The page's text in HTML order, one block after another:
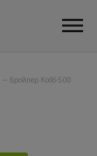
— Бройлер Кобб-500